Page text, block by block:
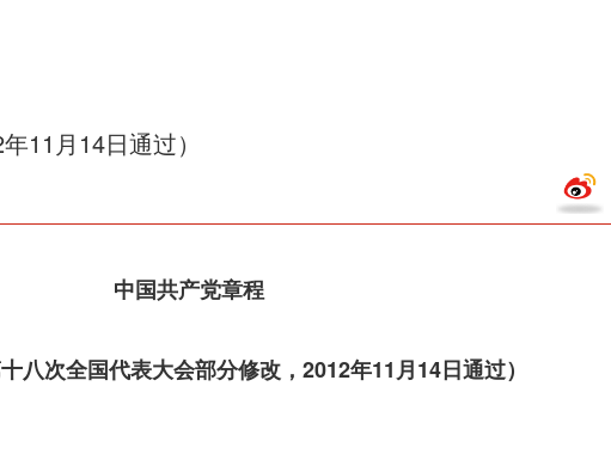
11月14日通过）
中国共产党章程
八次全国代表大会部分修改，2012年11月14日通过）